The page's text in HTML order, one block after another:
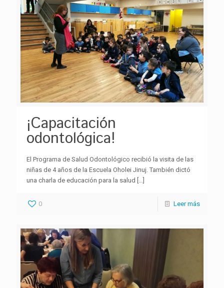
¡Capacitación
odontológica!
El Programa de Salud Odontológico recibió la visita de las
niñas de 4 años de la Escuela Oholei Jinuj. También dictó
una charla de educación para la salud […]
0 Leer más